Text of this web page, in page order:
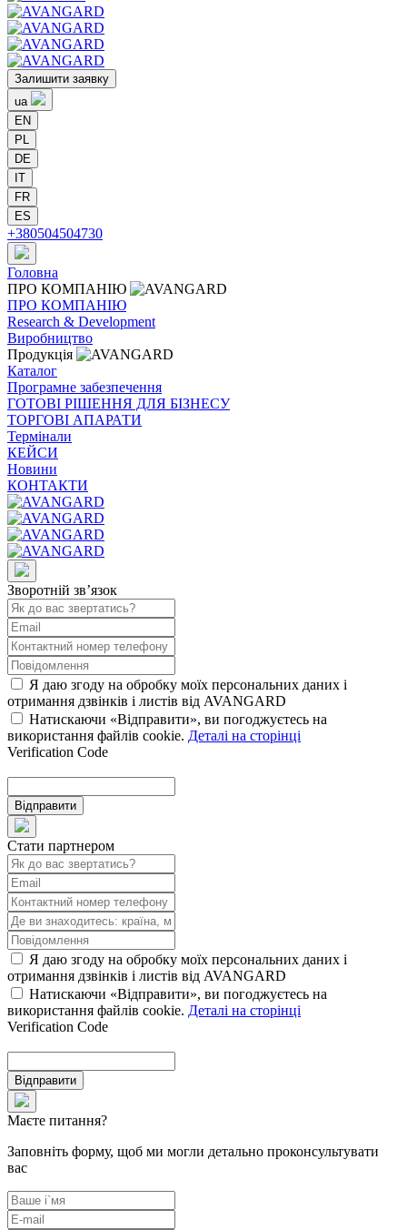
Залишити заявку
ua
EN
PL
DE
IT
FR
ES
+380504504730
Головна
ПРО КОМПАНІЮ
ПРО КОМПАНІЮ
Research & Development
Виробництво
Продукція
Каталог
Програмне забезпечення
ГОТОВІ РІШЕННЯ ДЛЯ БІЗНЕСУ
ТОРГОВІ АПАРАТИ
Термінали
КЕЙСИ
Новини
КОНТАКТИ
Зворотній зв’язок
Я даю згоду на обробку моїх персональних даних і
отримання дзвінків і листів від AVANGARD
Натискаючи «Відправити», ви погоджуєтесь на
використання файлів cookie. Деталі на сторінці
Verification Code
Відправити
Стати партнером
Я даю згоду на обробку моїх персональних даних і
отримання дзвінків і листів від AVANGARD
Натискаючи «Відправити», ви погоджуєтесь на
використання файлів cookie. Деталі на сторінці
Verification Code
Відправити
Маєте питання?
Заповніть форму, щоб ми могли детально проконсультувати
вас